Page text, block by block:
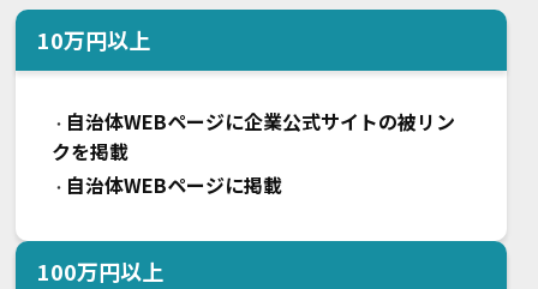
10万円以上
・ 自治体WEBページに企業公式サイトの被リン
クを掲載
・ 自治体WEBページに掲載
100万円以上